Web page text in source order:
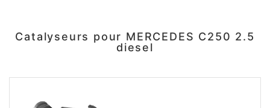
Catalyseurs pour MERCEDES C250 2.5
diesel